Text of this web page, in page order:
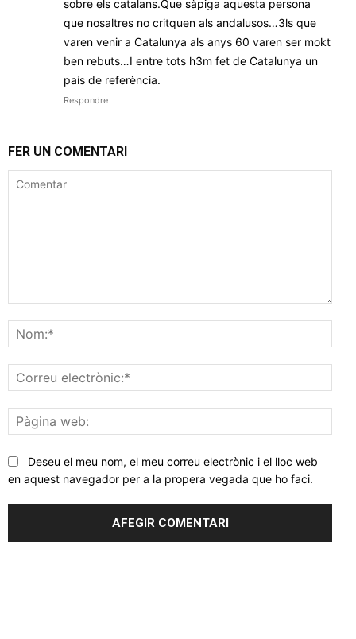
sobre els catalans.Que sàpiga aquesta persona
que nosaltres no critquen als andalusos…3ls que
varen venir a Catalunya als anys 60 varen ser mokt
ben rebuts…I entre tots h3m fet de Catalunya un
país de referència.
Respondre
FER UN COMENTARI
web:
Deseu el meu nom, el meu correu electrònic i el lloc web
en aquest navegador per a la propera vegada que ho faci.